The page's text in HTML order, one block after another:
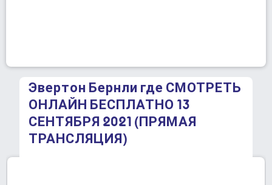
Эвертон Бернли где СМОТРЕТЬ
ОНЛАЙН БЕСПЛАТНО 13
СЕНТЯБРЯ 2021 (ПРЯМАЯ
ТРАНСЛЯЦИЯ)